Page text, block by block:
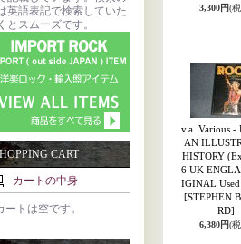
英語表記で検索していた
とスムーズです。
CART
カートの中身
ートは空です。
3,300円(
v.a. Various -
AN
HISTORY
6 UK
IGINAL
[STEPHEN
RD]
6,380円(